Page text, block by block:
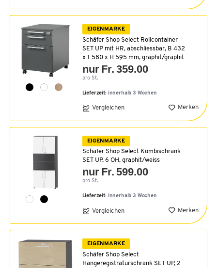
EIGENMARKE
Schäfer Shop Select Rollcontainer
SET UP mit HR, abschliessbar, B 432
x T 580 x H 595 mm, graphit/graphit
nur Fr. 359.00
pro St.
Lieferzeit: innerhalb 3 Wochen
Vergleichen Merken
EIGENMARKE
Schäfer Shop Select Kombischrank
SET UP, 6 OH, graphit/weiss
nur Fr. 599.00
pro St.
Lieferzeit: innerhalb 3 Wochen
Vergleichen Merken
EIGENMARKE
Schäfer Shop Select
Hängeregistraturschrank SET UP, 2